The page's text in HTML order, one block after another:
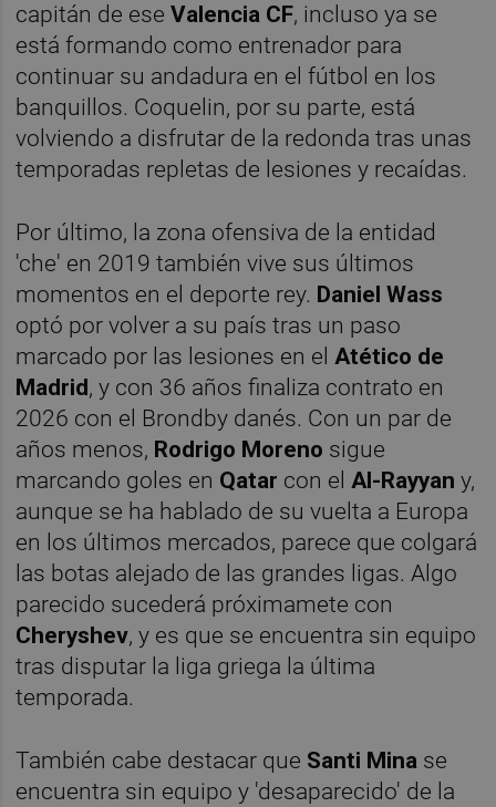
capitán de eseValencia CF, incluso ya se
está formando como entrenador para
continuar su andadura en el fútbol en los
banquillos. Coquelin, por su parte, está
volviendo a disfrutar de la redonda tras unas
temporadas repletas de lesiones y recaídas.
Por último, la zona ofensiva de la entidad
'che' en 2019 también vive sus últimos
momentos en el deporte rey. Daniel Wass
optó por volver a su país tras un paso
marcado por las lesiones en elAtético de
Madrid, y con 36 años finaliza contrato en
2026 con el Brondby danés. Con un par de
años menos, Rodrigo Moreno sigue
marcando goles en Qatar con elAl-Rayyan y,
aunque se ha hablado de su vuelta a Europa
en los últimos mercados, parece que colgará
las botas alejado de las grandes ligas. Algo
parecido sucederá próximamete con
Cheryshev, y es que se encuentra sin equipo
tras disputar la liga griega la última
temporada.
También cabe destacar que Santi Mina se
encuentra sin equipo y 'desaparecido' de la